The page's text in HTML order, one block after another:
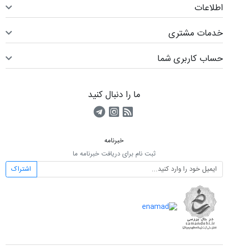
اطلاعات
خدمات مشتری
حساب کاربری شما
ما را دنبال کنید
RSSکانال آپارات
کانال تلگرام
خبرنامه
ثبت نام برای دریافت خبرنامه ما
اشتراک